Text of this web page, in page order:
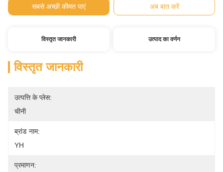
सबसे अच्छी कीमत पाएं अब बात करें
विस्तृत जानकारी उत्पाद का वर्णन
विस्तृत जानकारी
उत्पत्ति के प्लेस:
चीनी
ब्रांड नाम:
YH
प्रमाणन: